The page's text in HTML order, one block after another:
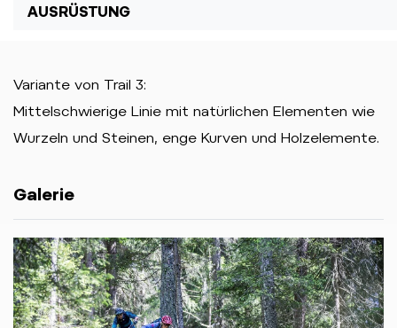
AUSRÜSTUNG
Variante von Trail 3:
Mittelschwierige Linie mit natürlichen Elementen wie
Wurzeln und Steinen, enge Kurven und Holzelemente.
Galerie